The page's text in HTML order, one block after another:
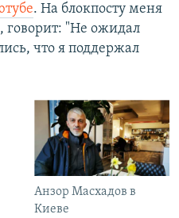
. На блокпосту меня
говорит: "Не ожидал
что я поддержал
Анзор Масхадов в
Киеве